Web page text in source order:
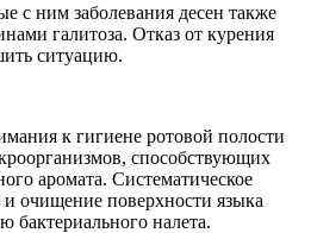
с ним заболевания десен также
галитоза. Отказ от курения
ситуацию.
к гигиене ротовой полости
способствующих
аромата. Систематическое
очищение поверхности языка
бактериального налета.